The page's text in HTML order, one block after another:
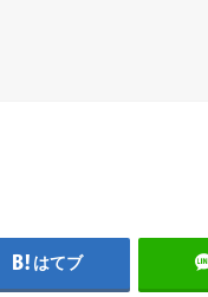
はてブ